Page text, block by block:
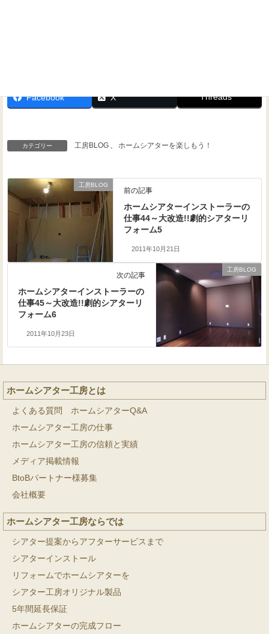
Facebook X Threads
カテゴリー 工房BLOG 、 ホームシアターを楽しもう！
工房BLOG
前の記事
ホームシアターインストーラーの
仕事44～大改造!!劇的シアターリ
フォーム5
2011年10月21日
工房BLOG
次の記事
ホームシアターインストーラーの
仕事45～大改造!!劇的シアターリ
フォーム6
2011年10月23日
ホームシアター工房とは
よくある質問 ホームシアターQ&A
ホームシアター工房の仕事
ホームシアター工房の信頼と実績
メディア掲載情報
BtoBパートナー様募集
会社概要
ホームシアター工房ならでは
シアター提案からアフターサービスまで
シアターインストール
リフォームでホームシアターを
シアター工房オリジナル製品
5年間延長保証
ホームシアターの完成フロー